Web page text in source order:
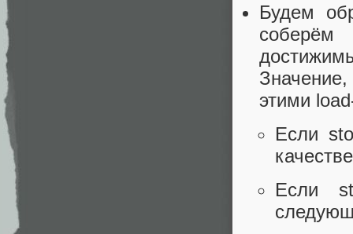
Будем
соберём
этими
Если
Если